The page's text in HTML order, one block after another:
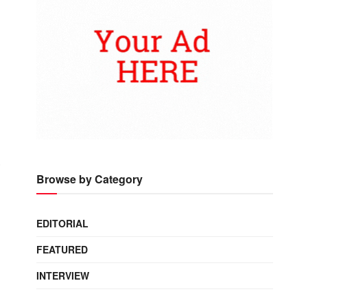
Browse by Category
EDITORIAL
FEATURED
INTERVIEW